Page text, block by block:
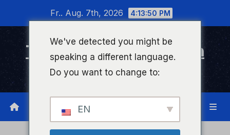
wechseln
Fr.. Aug. 7th, 2026 4:13:50 PM
Timeline Bad Kreuznach
Infonetzwerk für Bad Kreuznach
We've detected you might be
speaking a different language.
Do you want to change to:
EN